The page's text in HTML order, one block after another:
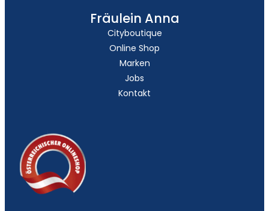
Fräulein Anna
Cityboutique
Online Shop
Marken
Jobs
Kontakt